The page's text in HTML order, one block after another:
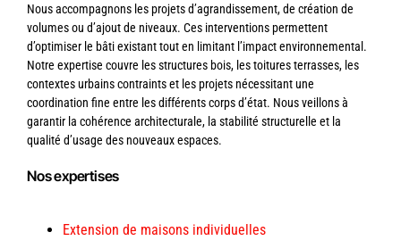
Nous accompagnons les projets d’agrandissement, de création de
volumes ou d’ajout de niveaux. Ces interventions permettent
d’optimiser le bâti existant tout en limitant l’impact environnemental.
Notre expertise couvre les structures bois, les toitures terrasses, les
contextes urbains contraints et les projets nécessitant une
coordination fine entre les différents corps d’état. Nous veillons à
garantir la cohérence architecturale, la stabilité structurelle et la
qualité d’usage des nouveaux espaces.
Nos expertises
Extension de maisons individuelles